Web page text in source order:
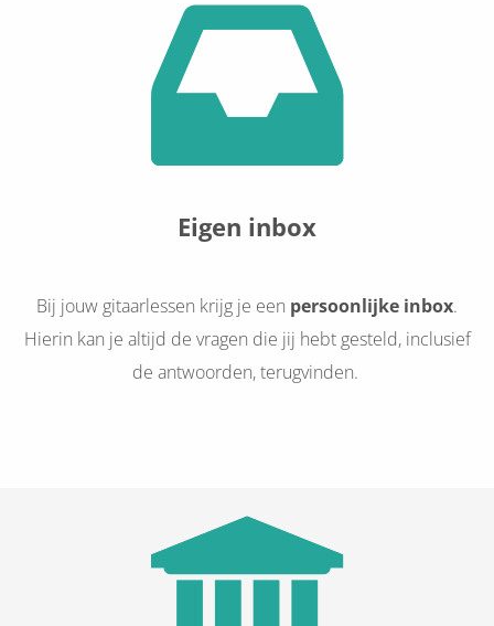
Eigen inbox
Bij jouw gitaarlessen krijg je een persoonlijke inbox.
Hierin kan je altijd de vragen die jij hebt gesteld, inclusief
de antwoorden, terugvinden.